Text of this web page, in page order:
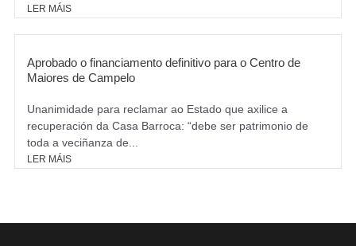
LER MÁIS
Aprobado o financiamento definitivo para o Centro de
Maiores de Campelo
Unanimidade para reclamar ao Estado que axilice a
recuperación da Casa Barroca: “debe ser patrimonio de
toda a veciñanza de...
LER MÁIS